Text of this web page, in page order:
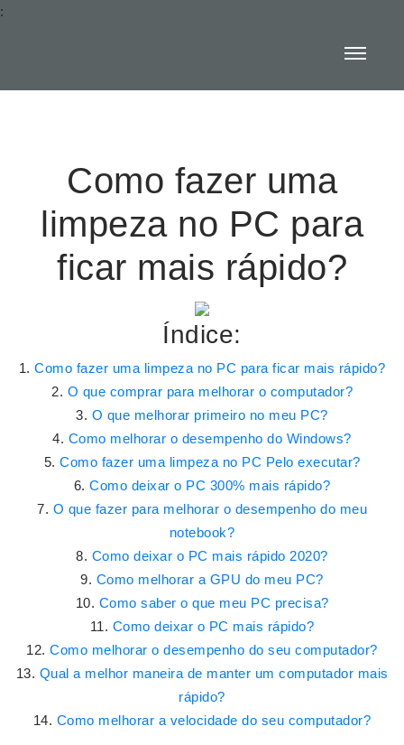
:
Como fazer uma
limpeza no PC para
ficar mais rápido?
Índice:
Como fazer uma limpeza no PC para ficar mais rápido?
O que comprar para melhorar o computador?
O que melhorar primeiro no meu PC?
Como melhorar o desempenho do Windows?
Como fazer uma limpeza no PC Pelo executar?
Como deixar o PC 300% mais rápido?
O que fazer para melhorar o desempenho do meu
notebook?
Como deixar o PC mais rápido 2020?
Como melhorar a GPU do meu PC?
Como saber o que meu PC precisa?
Como deixar o PC mais rápido?
Como melhorar o desempenho do seu computador?
Qual a melhor maneira de manter um computador mais
rápido?
Como melhorar a velocidade do seu computador?